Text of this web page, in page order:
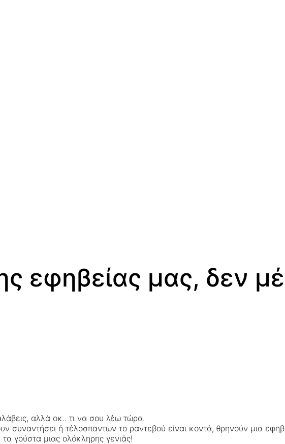
εφηβείας μας, δεν
αλλά οκ.. τι να σου λέω τώρα.
συναντήσει ή τέλοσπαντων το ραντεβού είναι κοντά, θρηνούν μια
γούστα μιας ολόκληρης γενιάς!